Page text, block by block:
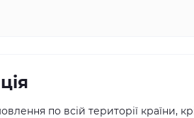
по всій території країни,